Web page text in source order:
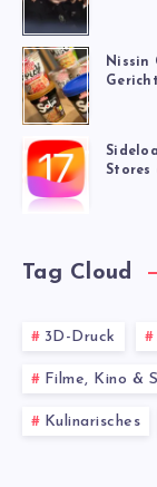
Nissin
Stores
Tag Cloud
3D-Druck
Filme, Kino &
Kulinarisches